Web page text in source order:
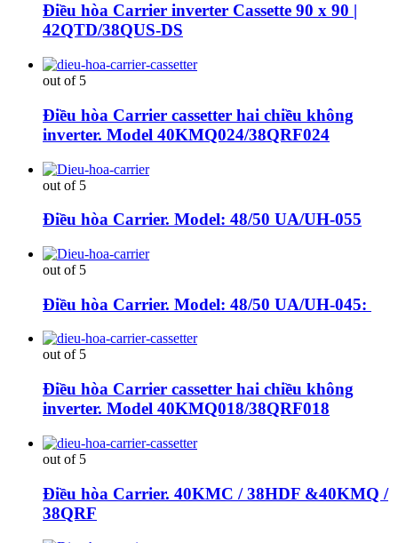
Điều hòa Carrier inverter Cassette 90 x 90 |
42QTD/38QUS-DS
out of 5
Điều hòa Carrier cassetter hai chiều không
inverter. Model 40KMQ024/38QRF024
out of 5
Điều hòa Carrier. Model: 48/50 UA/UH-055
out of 5
Điều hòa Carrier. Model: 48/50 UA/UH-045:
out of 5
Điều hòa Carrier cassetter hai chiều không
inverter. Model 40KMQ018/38QRF018
out of 5
Điều hòa Carrier. 40KMC / 38HDF &40KMQ /
38QRF